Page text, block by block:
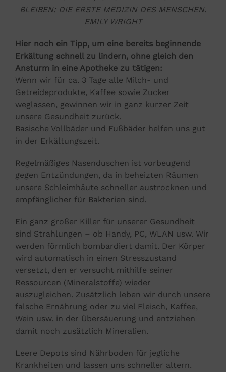
BLEIBEN: DIE ERSTE MEDIZIN DES MENSCHEN.
EMILY WRIGHT
Hier noch ein Tipp, um eine bereits beginnende
Erkältung schnell zu lindern, ohne gleich den
Ansturm in eine Apotheke zu tätigen:
Wenn wir für ca. 3 Tage alle Milch- und
Getreideprodukte, Kaffee sowie Zucker
weglassen, gewinnen wir in ganz kurzer Zeit
unsere Gesundheit zurück.
Basische Vollbäder und Fußbäder helfen uns gut
in der Erkältungszeit.
Regelmäßiges Nasenduschen ist vorbeugend
gegen Entzündungen, da in beheizten Räumen
unsere Schleimhäute schneller austrocknen und
empfänglicher für Bakterien sind.
Ein ganz großer Killer für unserer Gesundheit
sind Strahlungen – ob Handy, PC, WLAN usw. Wir
werden förmlich bombardiert damit. Der Körper
wird automatisch in einen Stresszustand
versetzt, den er versucht mithilfe seiner
Ressourcen (Mineralstoffe) wieder
auszugleichen. Zusätzlich leben wir durch unsere
falsche Ernährung oder zu viel Fleisch, Kaffee,
Wein usw. in der Übersäuerung und entziehen
damit noch zusätzlich Mineralien.
Leere Depots sind Nährboden für jegliche
Krankheiten und lassen uns schneller altern.